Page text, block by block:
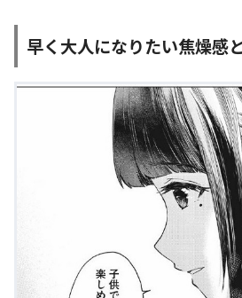
早く大人になりたい焦燥感